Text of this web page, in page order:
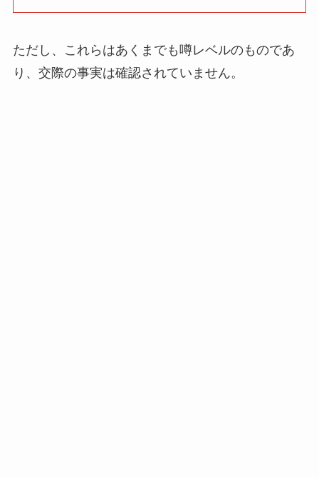
ただし、これらはあくまでも噂レベルのものであ
り、交際の事実は確認されていません。